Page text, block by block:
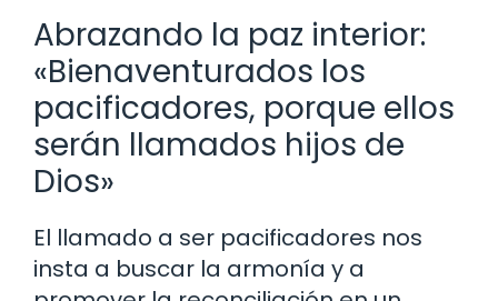
Abrazando la paz interior:
«Bienaventurados los
pacificadores, porque ellos
serán llamados hijos de
Dios»
El llamado a ser pacificadores nos
insta a buscar la armonía y a